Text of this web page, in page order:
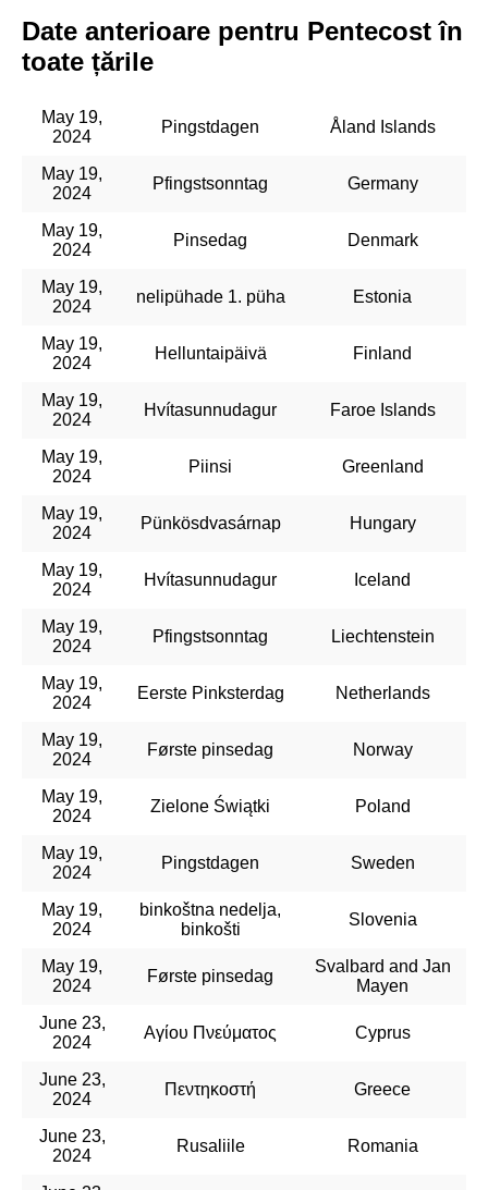
Date anterioare pentru Pentecost în
toate țările
May 19,
2024
Pingstdagen Åland Islands
May 19,
2024
Pfingstsonntag Germany
May 19,
2024
Pinsedag Denmark
May 19,
2024
nelipühade 1. püha Estonia
May 19,
2024
Helluntaipäivä Finland
May 19,
2024
Hvítasunnudagur Faroe Islands
May 19,
2024
Piinsi Greenland
May 19,
2024
Pünkösdvasárnap Hungary
May 19,
2024
Hvítasunnudagur Iceland
May 19,
2024
Pfingstsonntag Liechtenstein
May 19,
2024
Eerste Pinksterdag Netherlands
May 19,
2024
Første pinsedag Norway
May 19,
2024
Zielone Świątki Poland
May 19,
2024
Pingstdagen Sweden
May 19,
2024
binkoštna nedelja,
binkošti
Slovenia
May 19,
2024
Første pinsedag
Svalbard and Jan
Mayen
June 23,
2024
Αγίου Πνεύματος Cyprus
June 23,
2024
Πεντηκοστή Greece
June 23,
2024
Rusaliile Romania